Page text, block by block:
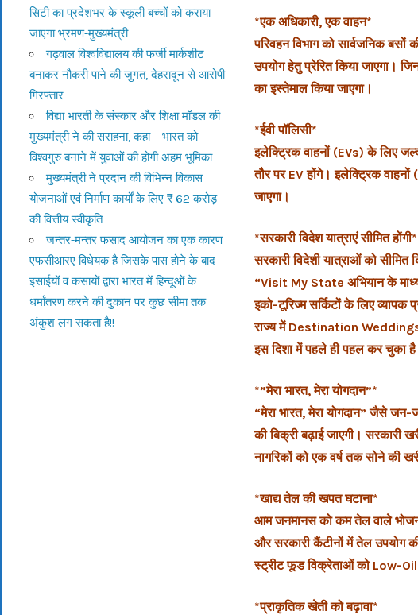
*एक अधिकारी, एक वाहन*
परिवहन विभाग को सार्वजनिक बसों
उपयोग हेतु प्रेरित किया जाएगा।
का इस्तेमाल किया जाएगा।
*ईवी पॉलिसी*
इलेक्ट्रिक वाहनों (EVs) के लिए जल्द
तौर पर EV होंगे। इलेक्ट्रिक
जाएगा।
*सरकारी विदेश यात्राएं सीमित होंगी*
सरकारी विदेशी यात्राओं को सीमित
“Visit My State अभियान के
इको-टूरिज्म सर्किटों के लिए व्यापक
राज्य में Destination Weddings
इस दिशा में पहले ही पहल कर चुका है।
*”मेरा भारत, मेरा योगदान”*
“मेरा भारत, मेरा योगदान” जैसे
की बिक्री बढ़ाई जाएगी। सरकारी
नागरिकों को एक वर्ष तक सोने की
*खाद्य तेल की खपत घटाना*
आम जनमानस को कम तेल वाले भोजन
और सरकारी कैंटीनों में तेल उपयोग
स्ट्रीट फूड विक्रेताओं को Low-Oil
*प्राकृतिक खेती को बढ़ावा*
सिटी का प्रदेशभर के स्कूली बच्चों को कराया
जाएगा भ्रमण-मुख्यमंत्री
गढ़वाल विश्वविद्यालय की फर्जी मार्कशीट
बनाकर नौकरी पाने की जुगत, देहरादून से आरोपी
गिरफ्तार
विद्या भारती के संस्कार और शिक्षा मॉडल की
मुख्यमंत्री ने की सराहना, कहा— भारत को
विश्वगुरु बनाने में युवाओं की होगी अहम भूमिका
मुख्यमंत्री ने प्रदान की विभिन्न विकास
योजनाओं एवं निर्माण कार्यों के लिए ₹ 62 करोड़
की वित्तीय स्वीकृति
जन्तर-मन्तर फसाद आयोजन का एक कारण
एफसीआरए विधेयक है जिसके पास होने के बाद
इसाईयों व कसायों द्वारा भारत में हिन्दूओं के
धर्मांतरण करने की दुकान पर कुछ सीमा तक
अंकुश लग सकता है!!